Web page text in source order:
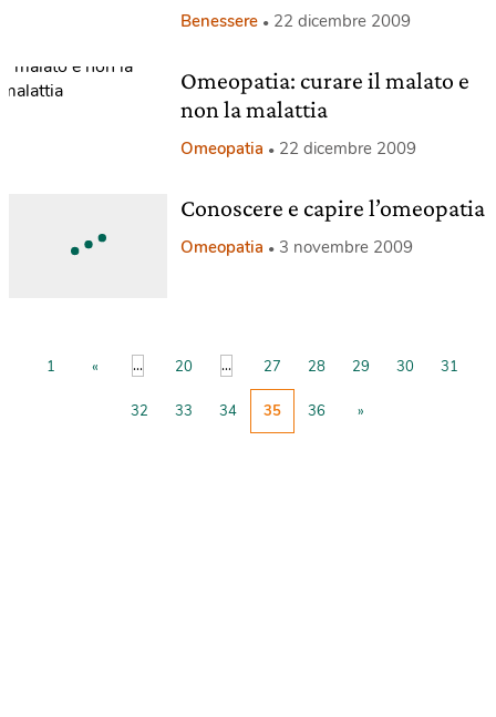
Benessere 22 dicembre 2009
Omeopatia: curare il malato e
non la malattia
Omeopatia 22 dicembre 2009
Conoscere e capire l’omeopatia
Omeopatia 3 novembre 2009
1 « ... 20 ... 27 28 29 30 31
32 33 34 35 36 »